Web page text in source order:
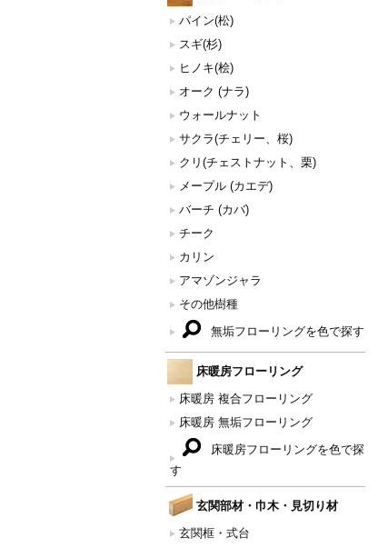
パイン(松)
スギ(杉)
ヒノキ(桧)
オーク (ナラ)
ウォールナット
サクラ(チェリー、桜)
クリ(チェストナット、栗)
メープル (カエデ)
バーチ (カバ)
チーク
カリン
アマゾンジャラ
その他樹種
無垢フローリングを色で探す
床暖房フローリング
床暖房 複合フローリング
床暖房 無垢フローリング
床暖房フローリングを色で探
す
玄関部材・巾木・見切り材
玄関框・式台